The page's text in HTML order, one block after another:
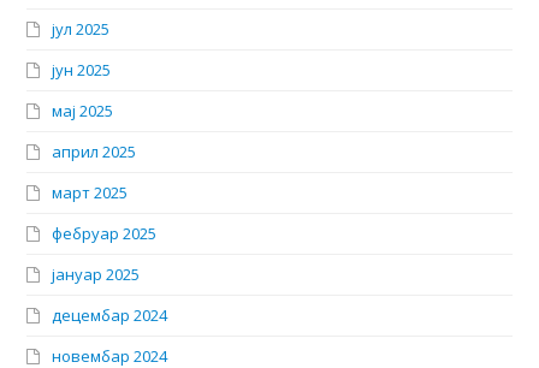
јул 2025
јун 2025
мај 2025
април 2025
март 2025
фебруар 2025
јануар 2025
децембар 2024
новембар 2024